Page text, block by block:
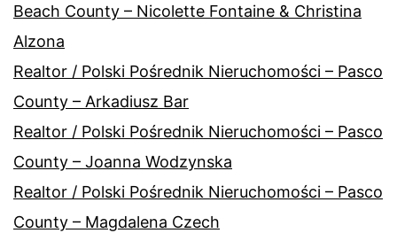
Beach County – Nicolette Fontaine & Christina
Alzona
Realtor / Polski Pośrednik Nieruchomości – Pasco
County – Arkadiusz Bar
Realtor / Polski Pośrednik Nieruchomości – Pasco
County – Joanna Wodzynska
Realtor / Polski Pośrednik Nieruchomości – Pasco
County – Magdalena Czech